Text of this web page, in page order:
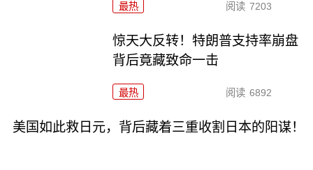
最热 阅读 7203
惊天大反转！特朗普支持率崩盘
背后竟藏致命一击
最热 阅读 6892
美国如此救日元，背后藏着三重收割日本的阳谋！